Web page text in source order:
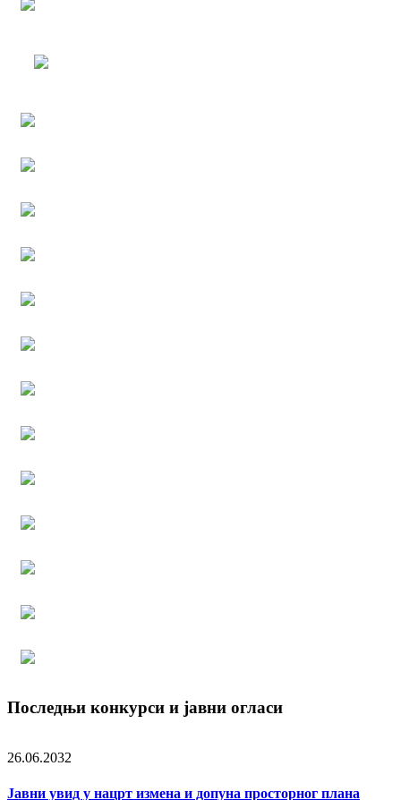
Последњи конкурси и јавни огласи
26.06.2032
Јавни увид у нацрт измена и допуна просторног плана